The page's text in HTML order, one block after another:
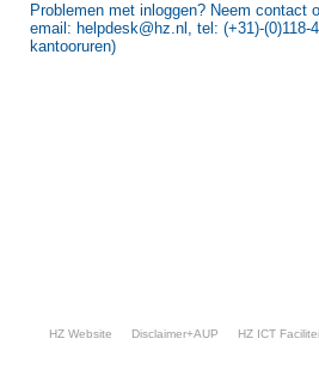
Problemen met inloggen? Neem contact
email: helpdesk@hz.nl, tel: (+31)-(0)118-
kantooruren)
HZ Website Disclaimer+AUP HZ ICT